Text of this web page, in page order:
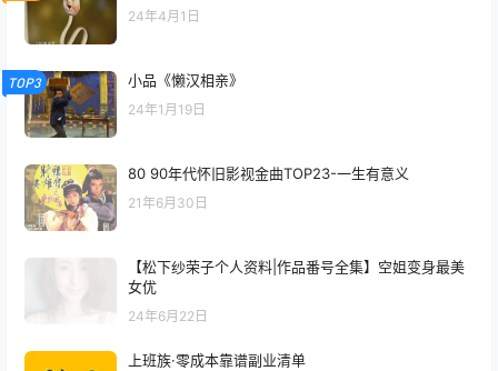
24年4月1日
TOP3 小品《懒汉相亲》
24年1月19日
80 90年代怀旧影视金曲TOP23-一生有意义
21年6月30日
【松下纱荣子个人资料|作品番号全集】空姐变身最美
女优
24年6月22日
上班族·零成本靠谱副业清单